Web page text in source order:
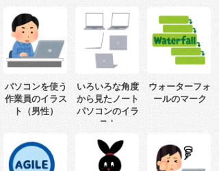
パソコンを使う
作業員のイラス
ト（男性）
いろいろな角度
から見たノート
パソコンのイラ
スト
ウォーターフォ
ールのマーク